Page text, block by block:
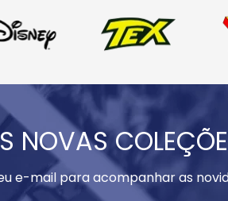
NOVAS
e-mail para acompanhar as